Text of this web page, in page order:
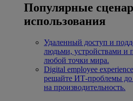
Популярные
использования
Удаленный доступ и
людьми, устройствами
любой точки мира.
Digital employee
решайте ИТ-проблемы
на производительность.